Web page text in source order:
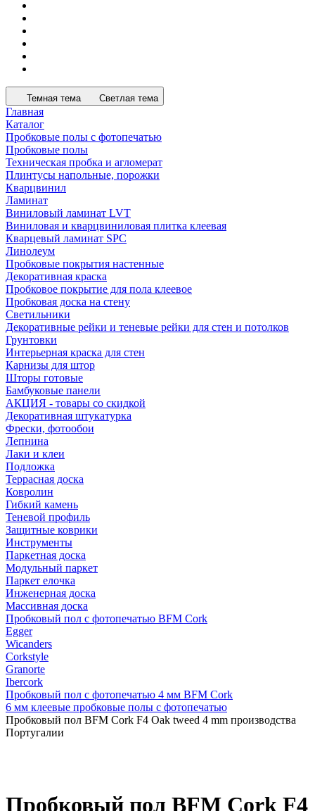
Темная тема Светлая тема
Главная
Каталог
Пробковые полы с фотопечатью
Пробковые полы
Техническая пробка и агломерат
Плинтусы напольные, порожки
Кварцвинил
Ламинат
Виниловый ламинат LVT
Виниловая и кварцвиниловая плитка клеевая
Кварцевый ламинат SPC
Линолеум
Пробковые покрытия настенные
Декоративная краска
Пробковое покрытие для пола клеевое
Пробковая доска на стену
Светильники
Декоративные рейки и теневые рейки для стен и потолков
Грунтовки
Интерьерная краска для стен
Карнизы для штор
Шторы готовые
Бамбуковые панели
АКЦИЯ - товары со скидкой
Декоративная штукатурка
Фрески, фотообои
Лепнина
Лаки и клеи
Подложка
Террасная доска
Ковролин
Гибкий камень
Теневой профиль
Защитные коврики
Инструменты
Паркетная доска
Модульный паркет
Паркет елочка
Инженерная доска
Массивная доска
Пробковый пол с фотопечатью BFM Cork
Egger
Wicanders
Corkstyle
Granorte
Ibercork
Пробковый пол с фотопечатью 4 мм BFM Cork
6 мм клеевые пробковые полы с фотопечатью
Пробковый пол BFM Cork F4 Oak tweed 4 mm производства
Португалии
Пробковый пол BFM Cork F4